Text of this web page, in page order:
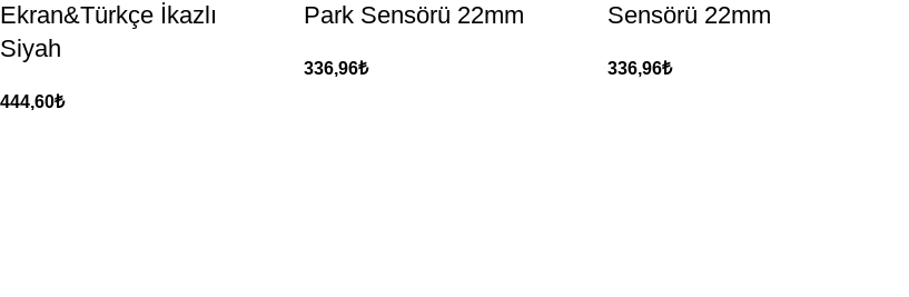
Ekran&Türkçe İkazlı
Siyah
444,60₺
Park Sensörü 22mm
336,96₺
Sensörü 22mm
336,96₺